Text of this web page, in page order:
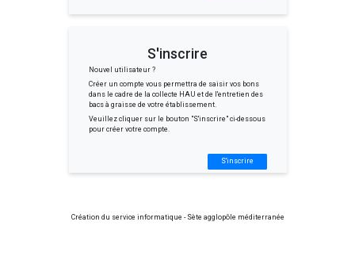
S'inscrire
Nouvel utilisateur ?
Créer un compte vous permettra de saisir vos bons
dans le cadre de la collecte HAU et de l'entretien des
bacs à graisse de votre établissement.
Veuillez cliquer sur le bouton "S'inscrire" ci-dessous
pour créer votre compte.
S'inscrire
Création du service informatique - Sète agglopôle méditerranée